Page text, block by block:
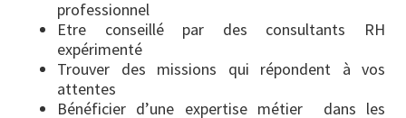
professionnel
Etre conseillé par des consultants RH
expérimenté
Trouver des missions qui répondent à vos
attentes
Bénéficier d’une expertise métier dans les